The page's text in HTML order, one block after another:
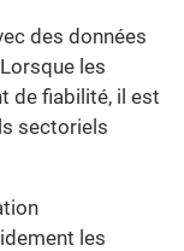
des données
les
de fiabilité, il est
sectoriels
les